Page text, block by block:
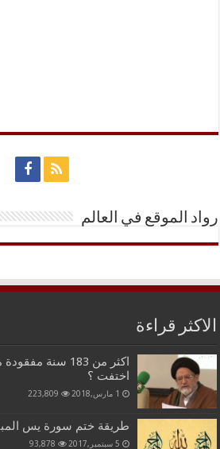
رواد الموقع في العالم
الاكثر قراءة
اكثر من 183 سنة
اختفت ؟
1 مارس,2018 223,809
طريقة ختم سورة يس
5 سبتمبر,2017 93,878